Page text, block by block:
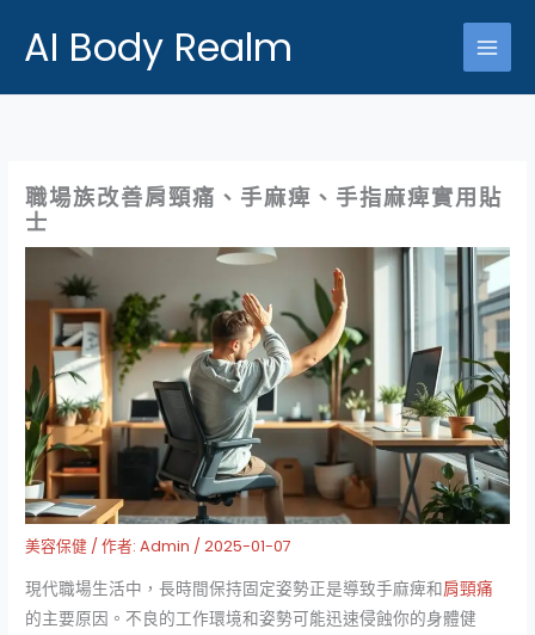
AI Body Realm
職場族改善肩頸痛、手麻痺、手指麻痺實用貼
士
美容保健 / 作者:Admin /2025-01-07
現代職場生活中，長時間保持固定姿勢正是導致手麻痺和肩頸痛
的主要原因。不良的工作環境和姿勢可能迅速侵蝕你的身體健